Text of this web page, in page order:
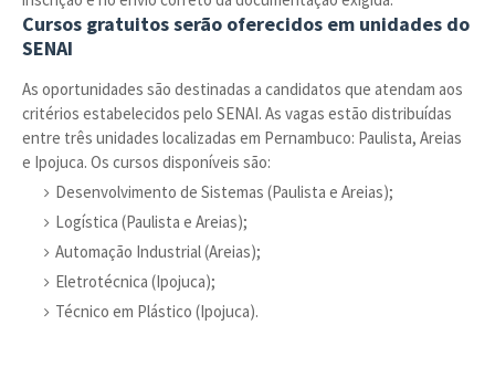
Cursos gratuitos serão oferecidos em unidades do
SENAI
As oportunidades são destinadas a candidatos que atendam aos
critérios estabelecidos pelo SENAI. As vagas estão distribuídas
entre três unidades localizadas em Pernambuco: Paulista, Areias
e Ipojuca. Os cursos disponíveis são:
Desenvolvimento de Sistemas (Paulista e Areias);
Logística (Paulista e Areias);
Automação Industrial (Areias);
Eletrotécnica (Ipojuca);
Técnico em Plástico (Ipojuca).